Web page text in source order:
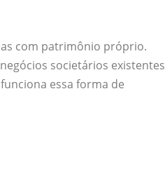
com patrimônio próprio.
societários existentes
essa forma de